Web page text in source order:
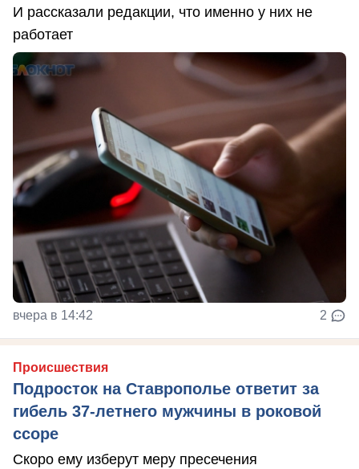
И рассказали редакции, что именно у них не
работает
вчера в 14:42 2
Происшествия
Подросток на Ставрополье ответит за
гибель 37-летнего мужчины в роковой
ссоре
Скоро ему изберут меру пресечения